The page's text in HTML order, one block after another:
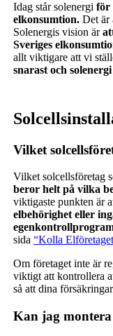
Idag står solenergi för
elkonsumtion. Det är
Solenergis vision är
Sveriges
allt viktigare att vi
snarast och
Solcells
Vilket
Vilket solcellsföretag
beror helt på vilka
viktigaste punkten är
elbehörighet eller
sida “Kolla
Om företaget inte är
viktigt att kontrollera
så att dina
Kan jag montera